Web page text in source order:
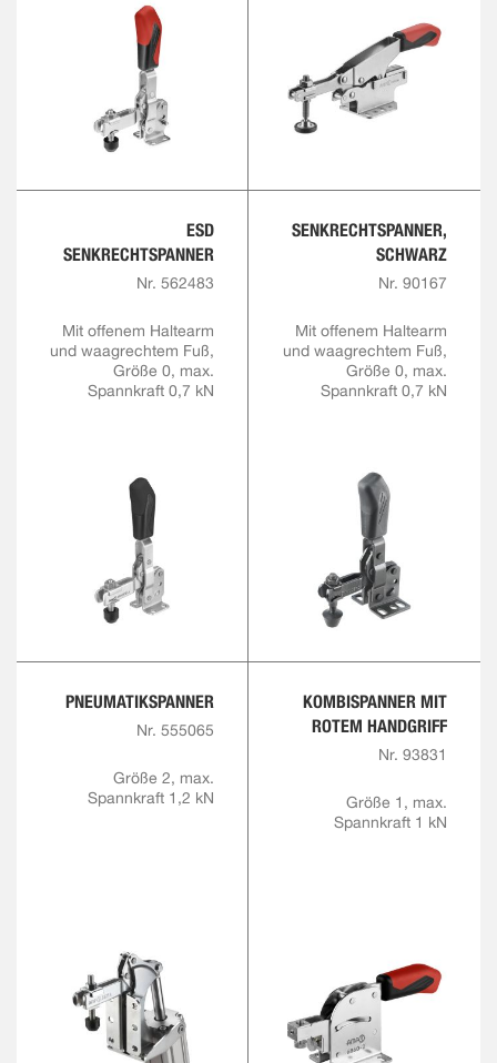
ESD
SENKRECHTSPANNER
Nr. 562483
Mit offenem Haltearm
und waagrechtem Fuß,
Größe 0, max.
Spannkraft 0,7 kN
SENKRECHTSPANNER,
SCHWARZ
Nr. 90167
Mit offenem Haltearm
und waagrechtem Fuß,
Größe 0, max.
Spannkraft 0,7 kN
PNEUMATIKSPANNER
Nr. 555065
Größe 2, max.
Spannkraft 1,2 kN
KOMBISPANNER MIT
ROTEM HANDGRIFF
Nr. 93831
Größe 1, max.
Spannkraft 1 kN